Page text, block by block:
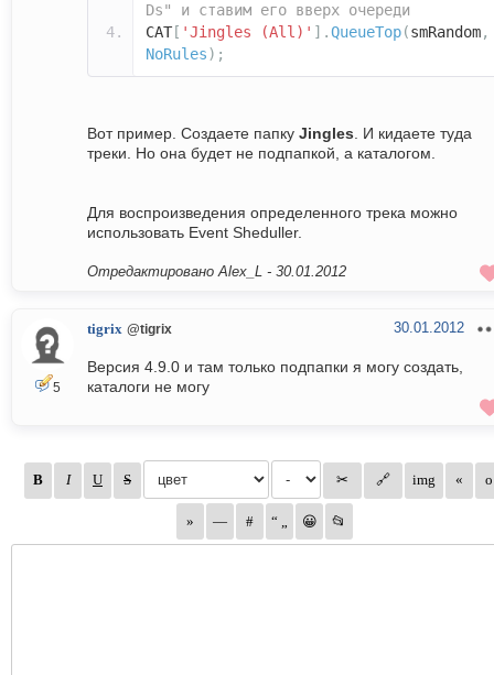
Ds" и ставим его вверх очереди
CAT [ 'Jingles (All)' ].QueueTop(smRandom,
NoRules);
Вот пример. Создаете папку Jingles . И кидаете туда
треки. Но она будет не подпапкой, а каталогом.
Для воспроизведения определенного трека можно
использовать Event Sheduller.
Отредактировано Alex_L - 30.01.2012
5
tigrix @tigrix 30.01.2012
Версия 4.9.0 и там только подпапки я могу создать,
каталоги не могу